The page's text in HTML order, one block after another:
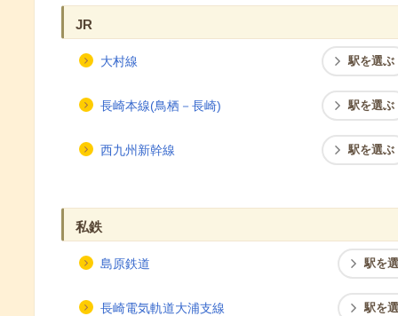
JR
大村線 駅を選ぶ
長崎本線(鳥栖－長崎) 駅を選ぶ
西九州新幹線 駅を選ぶ
私鉄
島原鉄道 駅を
長崎電気軌道大浦支線 駅を